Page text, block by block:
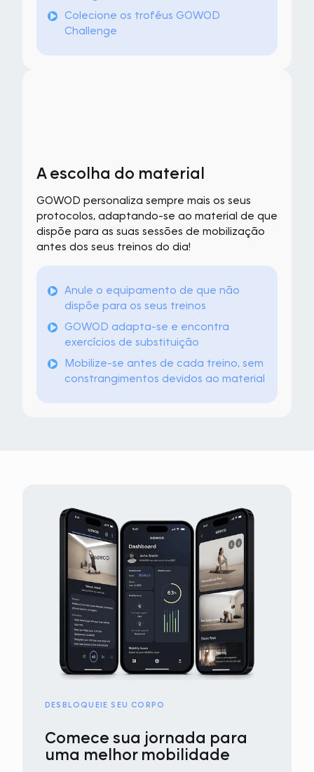
Colecione os troféus GOWOD
Challenge
A escolha do material
GOWOD personaliza sempre mais os seus
protocolos, adaptando-se ao material de que
dispõe para as suas sessões de mobilização
antes dos seus treinos do dia!
Anule o equipamento de que não
dispõe para os seus treinos
GOWOD adapta-se e encontra
exercícios de substituição
Mobilize-se antes de cada treino, sem
constrangimentos devidos ao material
DESBLOQUEIE SEU CORPO
Comece sua jornada para
uma melhor mobilidade